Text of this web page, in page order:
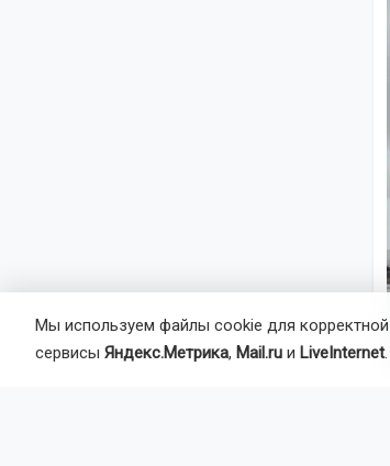
Мы используем файлы cookie для корректной
сервисы Яндекс.Метрика, Mail.ru и LiveInternet